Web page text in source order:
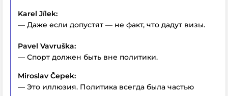
Karel Jílek:
— Даже если допустят — не факт, что дадут визы.
Pavel Vavruška:
— Спорт должен быть вне политики.
Miroslav Čepek:
— Это иллюзия. Политика всегда была частью